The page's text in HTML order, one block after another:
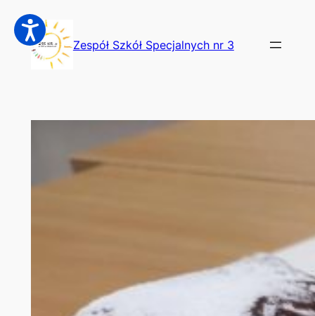
Przejdź
do
treści
Zespół Szkół Specjalnych nr 3